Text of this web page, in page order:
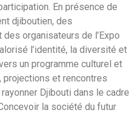
En présence de
djiboutien, des
organisateurs de l’Expo
l’identité, la diversité et
un programme culturel et
et rencontres
Djibouti dans le cadre
la société du futur